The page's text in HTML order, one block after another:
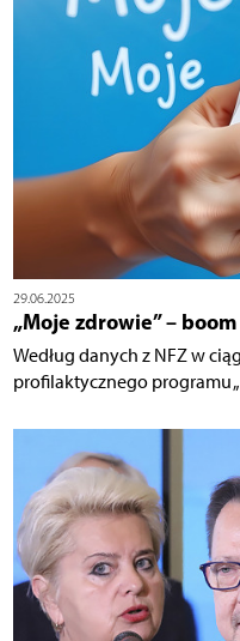
29.06.2025
„Moje zdrowie” –
Według danych z NFZ w
profilaktycznego programu